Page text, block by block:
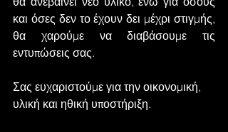
και όσες δεν το έχουν δει μέχρι στιγμής,
θα χαρούμε να διαβάσουμε τις
εντυπώσεις σας.
Σας ευχαριστούμε για την οικονομική,
υλική και ηθική υποστήριξη.